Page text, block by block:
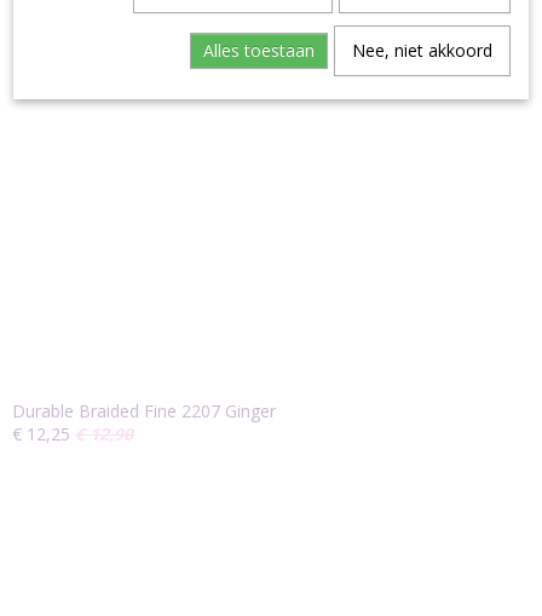
Durable Braided Fine 2207 Ginger
€ 12,25 € 12,90
Alles toestaan Nee, niet akkoord